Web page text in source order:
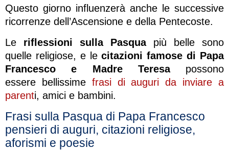
Questo giorno influenzerà anche le successive
ricorrenze dell’Ascensione e della Pentecoste.
Le riflessioni sulla Pasquapiù belle sono
quelle religiose, e lecitazioni famose di Papa
Francesco e Madre Teresapossono
essere bellissime frasi di auguri da inviare a
parenti, amici e bambini.
Frasi sulla Pasqua di Papa Francesco
pensieri di auguri, citazioni religiose,
aforismi e poesie